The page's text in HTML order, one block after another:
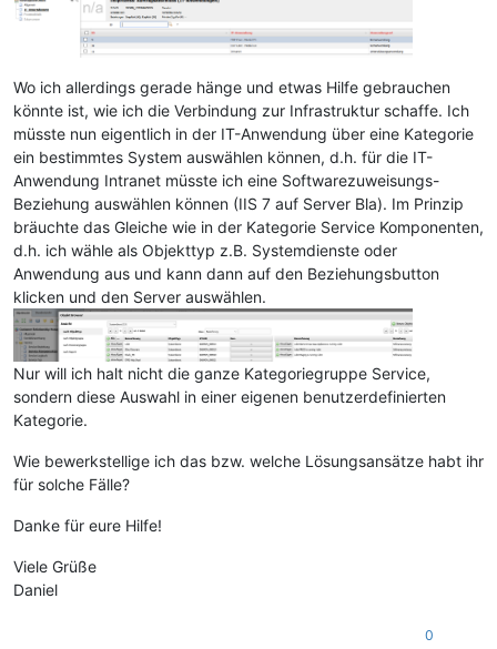
Wo ich allerdings gerade hänge und etwas Hilfe gebrauchen
könnte ist, wie ich die Verbindung zur Infrastruktur schaffe. Ich
müsste nun eigentlich in der IT-Anwendung über eine Kategorie
ein bestimmtes System auswählen können, d.h. für die IT-
Anwendung Intranet müsste ich eine Softwarezuweisungs-
Beziehung auswählen können (IIS 7 auf Server Bla). Im Prinzip
bräuchte das Gleiche wie in der Kategorie Service Komponenten,
d.h. ich wähle als Objekttyp z.B. Systemdienste oder
Anwendung aus und kann dann auf den Beziehungsbutton
klicken und den Server auswählen.
Nur will ich halt nicht die ganze Kategoriegruppe Service,
sondern diese Auswahl in einer eigenen benutzerdefinierten
Kategorie.
Wie bewerkstellige ich das bzw. welche Lösungsansätze habt ihr
für solche Fälle?
Danke für eure Hilfe!
Viele Grüße
Daniel
0